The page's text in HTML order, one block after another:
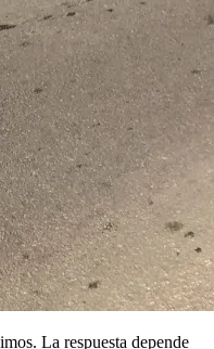
La respuesta depende